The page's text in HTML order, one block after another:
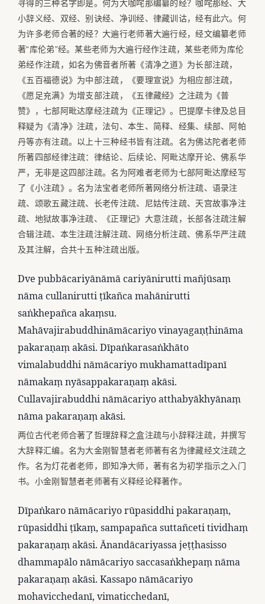
寻得的三种名字即是。何为大咖咤那编纂的经？咖咤那经、大
小辞义经、双经、别诀经、净训经、律藏训诂，经有此六。何
为许多老师合著的经？大遍行老师著大遍行经，经文编纂老师
著“库伦弟”经。某些老师为大遍行经作注疏，某些老师为库伦
弟经作注疏，如名为佛音者所著《清净之道》为长部注疏，
《五百福德说》为中部注疏，《要理宣说》为相应部注疏，
《愿足充满》为增支部注疏，《五律藏经》之注疏为《普
赞》，七部阿毗达摩经注疏为《正理记》。巴提摩卡律及总目
释疑为《清净》注疏，法句、本生、简释、经集、续部、阿帕
丹等亦有注疏。以上十三种经书皆有注疏。名为佛达陀者老师
所著四部经律注疏：律结论、后续论、阿毗达摩开论、佛系华
严，无非是这四部注疏。名为阿难者老师为七部阿毗达摩经写
了《小注疏》。名为法宝者老师所著网络分析注疏、语录注
疏、颂歌五藏注疏、长老传注疏、尼姑传注疏、天宫故事净注
疏、地狱故事净注疏、《正理记》大意注疏，长部各注疏注解
合辑注疏、本生注疏注解注疏、网络分析注疏、佛系华严注疏
及其注解，合共十五种注疏出版。
Dve pubbācariyānāmā cariyānirutti mañjūsaṃ
nāma cullanirutti ṭīkañca mahānirutti
saṅkhepañca akaṃsu.
Mahāvajirabuddhināmācariyo vinayagaṇṭhināma
pakaraṇaṃ akāsi. Dīpaṅkarasaṅkhāto
vimalabuddhi nāmācariyo mukhamattadīpanī
nāmakaṃ nyāsappakaraṇaṃ akāsi.
Cullavajirabuddhi nāmācariyo atthabyākhyānaṃ
nāma pakaraṇaṃ akāsi.
两位古代老师合著了哲理辞释之盒注疏与小辞释注疏，并撰写
大辞释汇编。名为大金刚智慧者老师著有名为律藏经文注疏之
作。名为灯花者老师，即知净大师，著有名为初学指示之入门
书。小金刚智慧者老师著有义释经论释著作。
Dīpaṅkaro nāmācariyo rūpasiddhi pakaraṇaṃ,
rūpasiddhi ṭīkaṃ, sampapañca suttañceti tividhaṃ
pakaraṇaṃ akāsi. Ānandācariyassa jeṭṭhasisso
dhammapālo nāmācariyo saccasaṅkhepaṃ nāma
pakaraṇaṃ akāsi. Kassapo nāmācariyo
mohavicchedanī, vimaticchedanī,